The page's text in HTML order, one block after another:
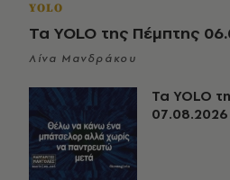
YOLO
Τα YOLO της Πέμπτης
Λίνα Μανδράκου
Τα YOLO
07.08.2026